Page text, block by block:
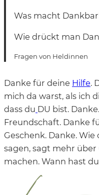
Was macht
Wie drückt man
Fragen von Heldinnen
Danke für deine Hilfe.
mich da warst, als ich
dass du DU bist.
Freundschaft. Danke
Geschenk. Danke.
sagen, sagt mehr über
machen. Wann hast